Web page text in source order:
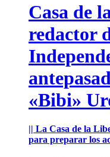
Casa de
redactor
«Bibi»
|| La Casa de la
para preparar los